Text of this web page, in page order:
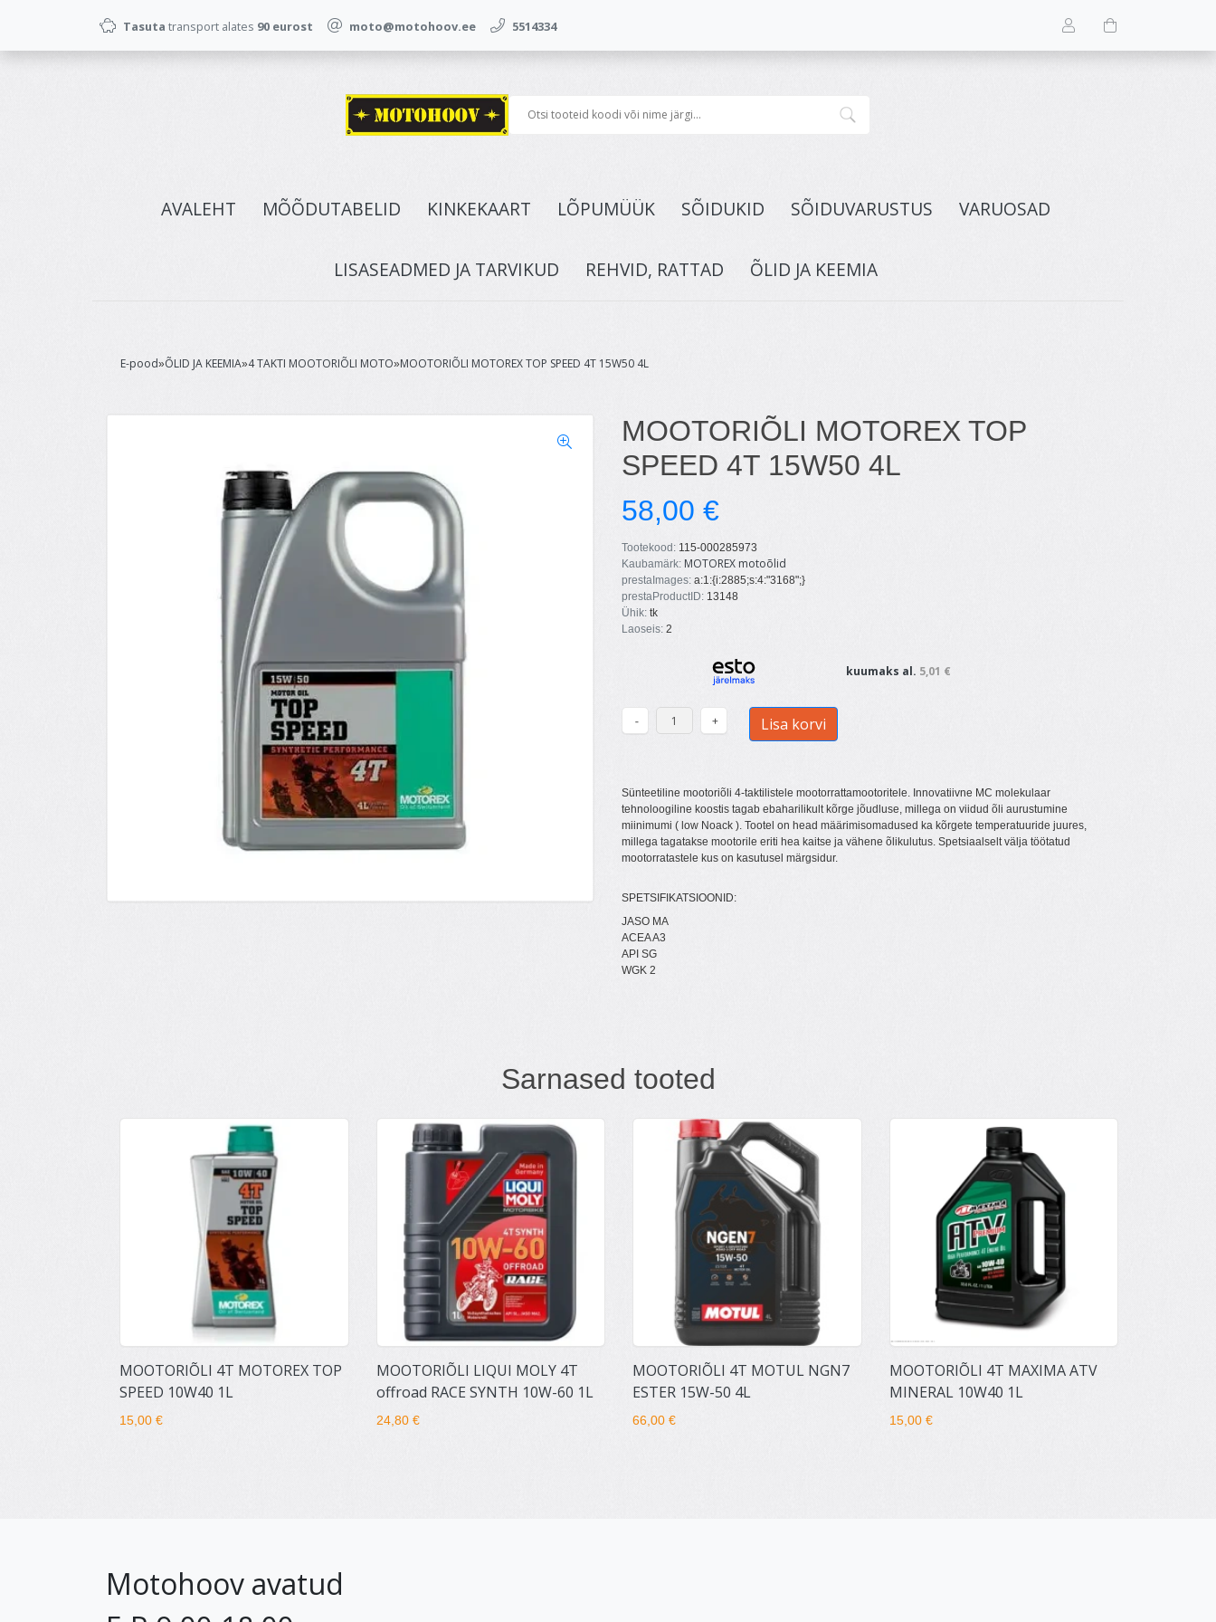
Tasuta transport alates 90 eurost moto@motohoov.ee 5514334
AVALEHT MÕÕDUTABELID KINKEKAART LÕPUMÜÜK SÕIDUKID SÕIDUVARUSTUS VARUOSAD
LISASEADMED JA TARVIKUD REHVID, RATTAD ÕLID JA KEEMIA
E-pood»ÕLID JA KEEMIA»4 TAKTI MOOTORIÕLI MOTO»MOOTORIÕLI MOTOREX TOP SPEED 4T 15W50 4L
MOOTORIÕLI MOTOREX TOP
SPEED 4T 15W50 4L
58,00 €
Tootekood: 115-000285973
Kaubamärk: MOTOREX motoõlid
prestaImages: a:1:{i:2885;s:4:"3168";}
prestaProductID: 13148
Ühik: tk
Laoseis: 2
kuumaks al. 5,01 €
Lisa korvi
Sünteetiline mootoriõli 4-taktilistele mootorrattamootoritele. Innovatiivne MC molekulaar
tehnoloogiline koostis tagab ebaharilikult kõrge jõudluse, millega on viidud õli aurustumine
miinimumi ( low Noack ). Tootel on head määrimisomadused ka kõrgete temperatuuride juures,
millega tagatakse mootorile eriti hea kaitse ja vähene õlikulutus. Spetsiaalselt välja töötatud
mootorratastele kus on kasutusel märgsidur.
SPETSIFIKATSIOONID:
JASO MA
ACEA A3
API SG
WGK 2
Sarnased tooted
MOOTORIÕLI 4T MOTOREX TOP
SPEED 10W40 1L
15,00 €
MOOTORIÕLI LIQUI MOLY 4T
offroad RACE SYNTH 10W-60 1L
24,80 €
MOOTORIÕLI 4T MOTUL NGN7
ESTER 15W-50 4L
66,00 €
MOOTORIÕLI 4T MAXIMA ATV
MINERAL 10W40 1L
15,00 €
Motohoov avatud